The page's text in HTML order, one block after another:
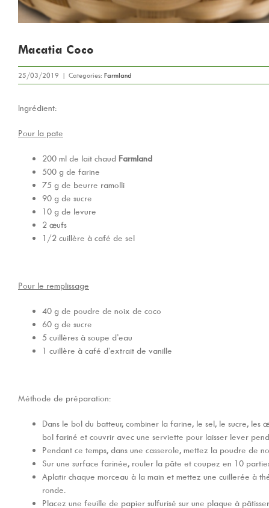
Macatia Coco
25/03/2019 | Categories: Farmland
Ingrédient:
Pour la pate
200 ml de lait chaud Farmland
500 g de farine
75 g de beurre ramolli
90 g de sucre
10 g de levure
2 œufs
1/2 cuillère à café de sel
Pour le remplissage
40 g de poudre de noix de coco
60 g de sucre
5 cuillères à soupe d’eau
1 cuillère à café d’extrait de vanille
Méthode de préparation:
Dans le bol du batteur, combiner la farine, le sel, le sucre, les
bol fariné et couvrir avec une serviette pour laisser lever
Pendant ce temps, dans une casserole, mettez la poudre de
Sur une surface farinée, rouler la pâte et coupez en 10
Aplatir chaque morceau à la main et mettez une cuillerée à
ronde.
Placez une feuille de papier sulfurisé sur une plaque à